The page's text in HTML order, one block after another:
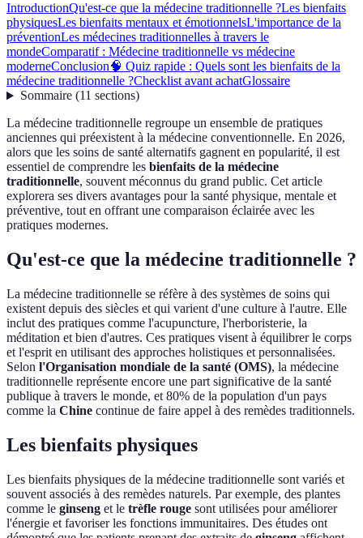
IntroductionQu'est-ce que la médecine traditionnelle ?Les bienfaits
physiquesLes bienfaits mentaux et émotionnelsL'importance de la
préventionLes médecines traditionnelles à travers le
mondeComparatif : Médecine traditionnelle vs médecine
moderneConclusion🧠 Quiz rapide : Quels sont les bienfaits de la
médecine traditionnelle ?Checklist avant achatGlossaire
Sommaire(11 sections)
La médecine traditionnelle regroupe un ensemble de pratiques
anciennes qui préexistent à la médecine conventionnelle. En 2026,
alors que les soins de santé alternatifs gagnent en popularité, il est
essentiel de comprendre les bienfaits de la médecine
traditionnelle, souvent méconnus du grand public. Cet article
explorera ses divers avantages pour la santé physique, mentale et
préventive, tout en offrant une comparaison éclairée avec les
pratiques modernes.
Qu'est-ce que la médecine traditionnelle ?
La médecine traditionnelle se réfère à des systèmes de soins qui
existent depuis des siècles et qui varient d'une culture à l'autre. Elle
inclut des pratiques comme l'acupuncture, l'herboristerie, la
méditation et bien d'autres. Ces pratiques visent à équilibrer le corps
et l'esprit en utilisant des approches holistiques et personnalisées.
Selon l'Organisation mondiale de la santé (OMS), la médecine
traditionnelle représente encore une part significative de la santé
publique à travers le monde, et 80% de la population d'un pays
comme la Chine continue de faire appel à des remèdes traditionnels.
Les bienfaits physiques
Les bienfaits physiques de la médecine traditionnelle sont variés et
souvent associés à des remèdes naturels. Par exemple, des plantes
comme le ginseng et le trèfle rouge sont utilisées pour améliorer
l'énergie et favoriser les fonctions immunitaires. Des études ont